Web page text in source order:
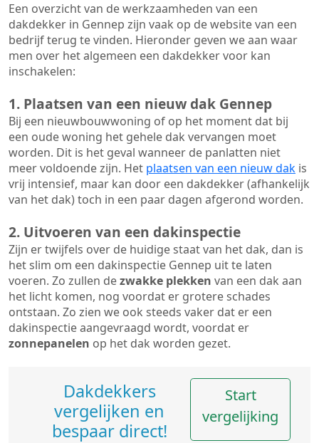
Een overzicht van de werkzaamheden van een
dakdekker in Gennep zijn vaak op de website van een
bedrijf terug te vinden. Hieronder geven we aan waar
men over het algemeen een dakdekker voor kan
inschakelen:
1. Plaatsen van een nieuw dak Gennep
Bij een nieuwbouwwoning of op het moment dat bij
een oude woning het gehele dak vervangen moet
worden. Dit is het geval wanneer de panlatten niet
meer voldoende zijn. Het plaatsen van een nieuw dak is
vrij intensief, maar kan door een dakdekker (afhankelijk
van het dak) toch in een paar dagen afgerond worden.
2. Uitvoeren van een dakinspectie
Zijn er twijfels over de huidige staat van het dak, dan is
het slim om een dakinspectie Gennep uit te laten
voeren. Zo zullen dezwakke plekken van een dak aan
het licht komen, nog voordat er grotere schades
ontstaan. Zo zien we ook steeds vaker dat er een
dakinspectie aangevraagd wordt, voordat er
zonnepanelen op het dak worden gezet.
Dakdekkers
vergelijken en
bespaar direct!
Start
vergelijking